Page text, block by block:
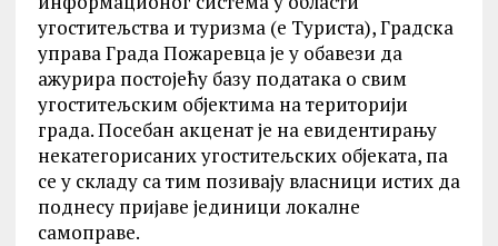
угоститељства и туризма (е Туриста), Градска
управа Града Пожаревца је у обавези да
ажурира постојећу базу података о свим
угоститељским објектима на територији
града. Посебан акценат је на евидентирању
некатегорисаних угоститељских објеката, па
се у складу са тим позивају власници истих да
поднесу пријаве јединици локалне
самоправе.